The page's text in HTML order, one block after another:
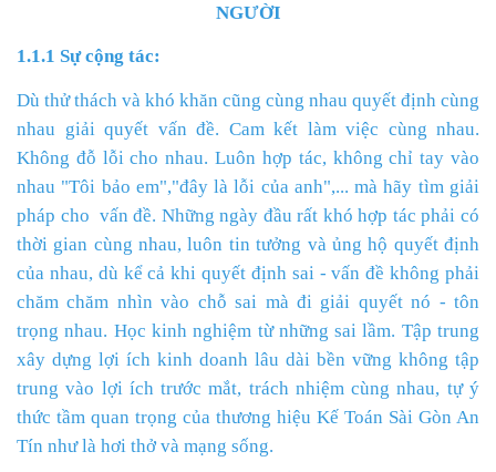
NGƯỜI
1.1.1 Sự cộng tác:
Dù thử thách và khó khăn cũng cùng nhau quyết định cùng
nhau giải quyết vấn đề. Cam kết làm việc cùng nhau.
Không đỗ lỗi cho nhau. Luôn hợp tác, không chỉ tay vào
nhau "Tôi bảo em","đây là lỗi của anh",... mà hãy tìm giải
pháp cho vấn đề. Những ngày đầu rất khó hợp tác phải có
thời gian cùng nhau, luôn tin tưởng và ủng hộ quyết định
của nhau, dù kể cả khi quyết định sai - vấn đề không phải
chăm chăm nhìn vào chỗ sai mà đi giải quyết nó - tôn
trọng nhau. Học kinh nghiệm từ những sai lầm. Tập trung
xây dựng lợi ích kinh doanh lâu dài bền vững không tập
trung vào lợi ích trước mắt, trách nhiệm cùng nhau, tự ý
thức tầm quan trọng của thương hiệu Kế Toán Sài Gòn An
Tín như là hơi thở và mạng sống.